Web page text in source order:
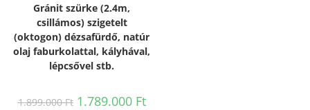
Gránit szürke (2.4m,
csillámos) szigetelt
(oktogon) dézsafürdő, natúr
olaj faburkolattal, kályhával,
lépcsővel stb.
1.899.000Ft 1.789.000 Ft